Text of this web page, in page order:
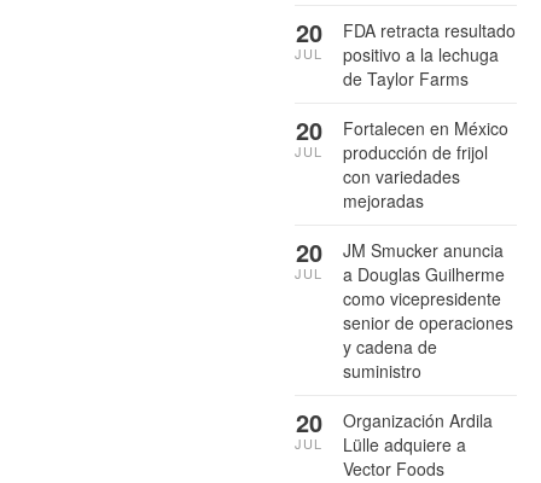
FDA retracta resultado
positivo a la lechuga
de Taylor Farms
20
JUL
Fortalecen en México
producción de frijol
con variedades
mejoradas
20
JUL
JM Smucker anuncia
a Douglas Guilherme
como vicepresidente
senior de operaciones
y cadena de
suministro
20
JUL
Organización Ardila
Lülle adquiere a
Vector Foods
20
JUL